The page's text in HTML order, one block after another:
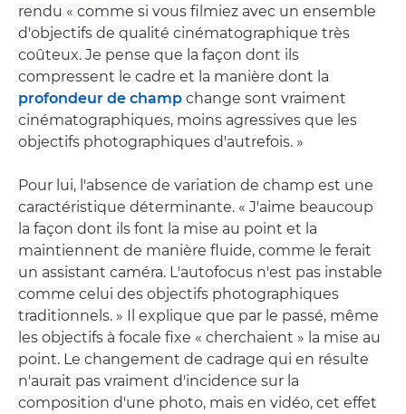
rendu « comme si vous filmiez avec un ensemble
d'objectifs de qualité cinématographique très
coûteux. Je pense que la façon dont ils
compressent le cadre et la manière dont la
profondeur de champ change sont vraiment
cinématographiques, moins agressives que les
objectifs photographiques d'autrefois. »
Pour lui, l'absence de variation de champ est une
caractéristique déterminante. « J'aime beaucoup
la façon dont ils font la mise au point et la
maintiennent de manière fluide, comme le ferait
un assistant caméra. L'autofocus n'est pas instable
comme celui des objectifs photographiques
traditionnels. » Il explique que par le passé, même
les objectifs à focale fixe « cherchaient » la mise au
point. Le changement de cadrage qui en résulte
n'aurait pas vraiment d'incidence sur la
composition d'une photo, mais en vidéo, cet effet